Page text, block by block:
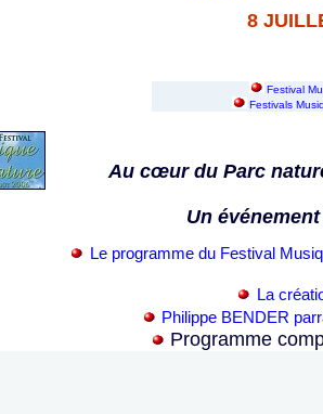
8 J
Festival
Festivals
Au cœur du Parc
Un
Le programme du Festival
La
Philippe BENDER
Programme